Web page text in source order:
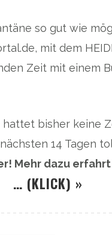
so gut wie
mit dem
Zeit mit einem
bisher keine
14 Tagen
Mehr dazu erfahrt
… (KLICK) »